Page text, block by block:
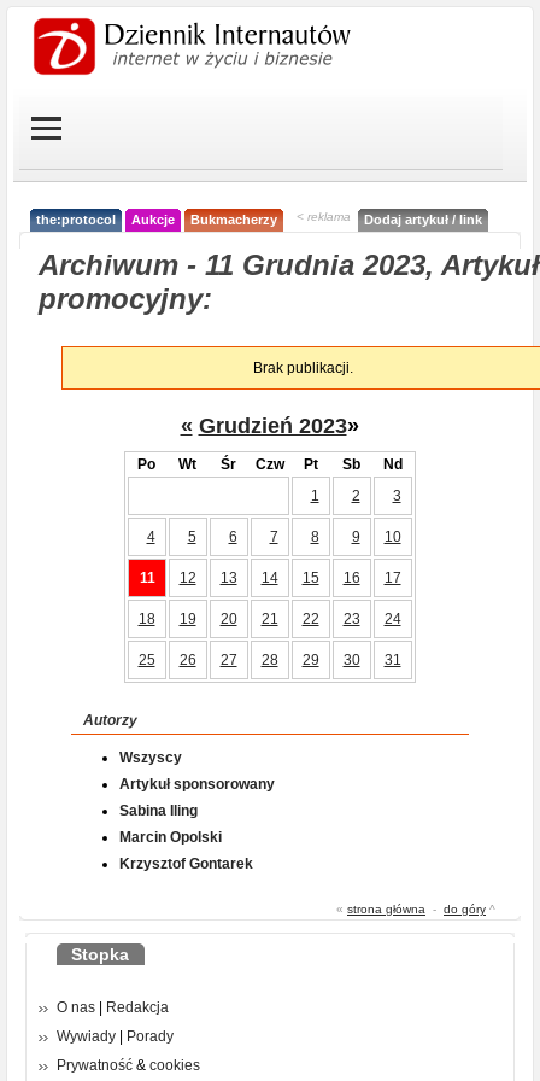
the:protocol Aukcje Bukmacherzy < reklama Dodaj artykuł / link
Archiwum - 11 Grudnia 2023, Artykuł
promocyjny:
Brak publikacji.
« Grudzień 2023»
Po Wt Śr Czw Pt Sb
Nd
1
2 3
4 5 6 7 8 9 10
11 12 13 14 15 16 17
18 19 20 21 22 23 24
25 26 27 28 29 30 31
Autorzy
Wszyscy
Artykuł sponsorowany
Sabina Iling
Marcin Opolski
Krzysztof Gontarek
« strona główna - do góry ^
Stopka
O nas
Redakcja
Wywiady
Porady
Prywatność & cookies